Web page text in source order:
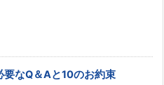
要なQ＆Aと10のお約束